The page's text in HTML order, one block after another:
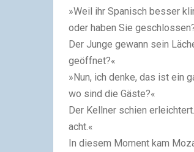
»Weil ihr Spanisch besser
oder haben Sie
Der Junge gewann sein
geöffnet?«
»Nun, ich denke, das ist ein
wo sind die Gäste?«
Der Kellner schien
acht.«
In diesem Moment kam